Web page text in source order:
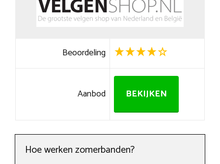
Beoordeling
Aanbod BEKIJKEN
Hoe werken zomerbanden?